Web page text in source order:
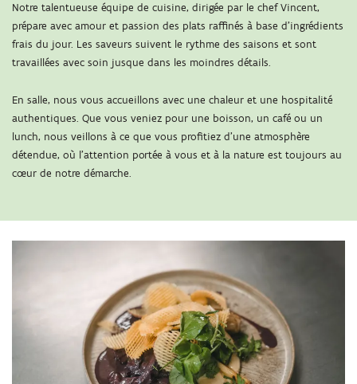
Notre talentueuse équipe de cuisine, dirigée par le chef Vincent,
prépare avec amour et passion des plats raffinés à base d’ingrédients
frais du jour. Les saveurs suivent le rythme des saisons et sont
travaillées avec soin jusque dans les moindres détails.
En salle, nous vous accueillons avec une chaleur et une hospitalité
authentiques. Que vous veniez pour une boisson, un café ou un
lunch, nous veillons à ce que vous profitiez d’une atmosphère
détendue, où l’attention portée à vous et à la nature est toujours au
cœur de notre démarche.